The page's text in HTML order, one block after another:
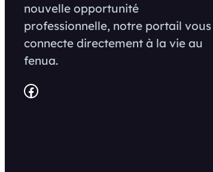
nouvelle opportunité
professionnelle, notre portail vous
connecte directement à la vie au
fenua.
Facebook